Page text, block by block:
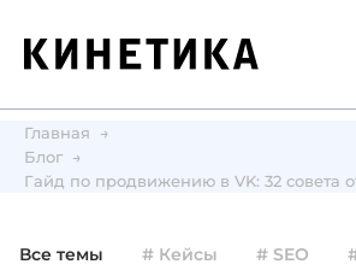
Главная
Блог
Гайд по продвижению в VK: 32 совета
Все темы # Кейсы # SEO